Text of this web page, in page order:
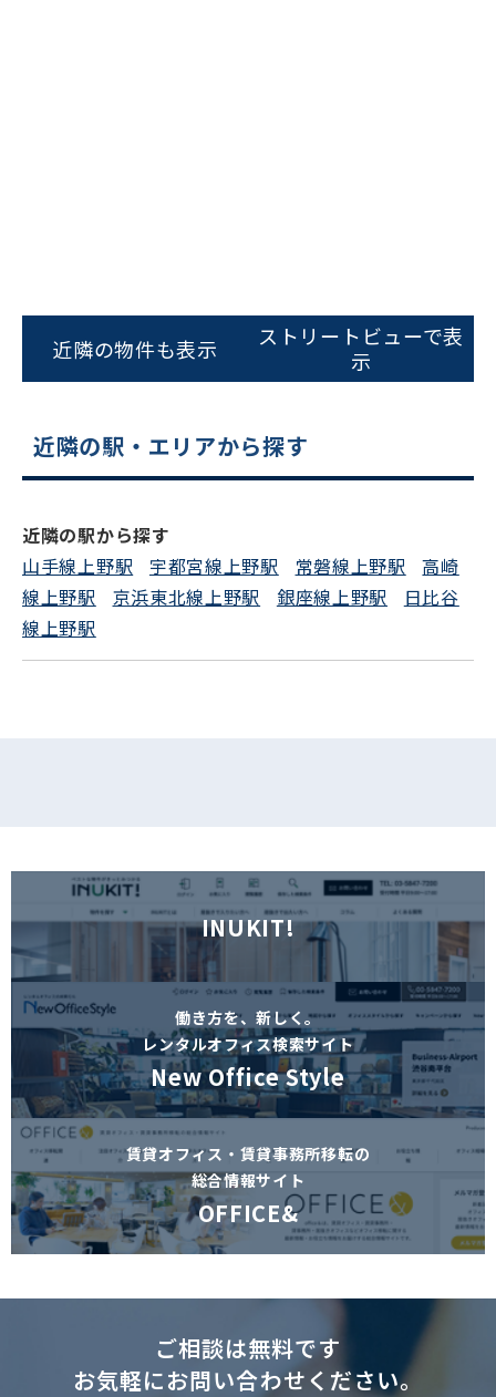
をお伝えいただくと
スムーズにご案内できます
平日 9:00〜18:00
フォームでお問い合わせ
近隣の物件も表示
ストリートビューで表
示
近隣の駅・エリアから探す
近隣の駅から探す
山手線上野駅
宇都宮線上野駅 常磐線上野駅
高崎
線上野駅
京浜東北線上野駅 銀座線上野駅
日比谷
線上野駅
INUKIT!
働き方を、新しく。
レンタルオフィス検索サイト
New Office Style
賃貸オフィス・賃貸事務所移転の
総合情報サイト
OFFICE&
ご相談は無料です
お気軽にお問い合わせください。